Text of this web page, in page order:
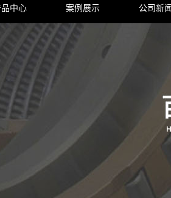
品中心 案例展示 公司新闻